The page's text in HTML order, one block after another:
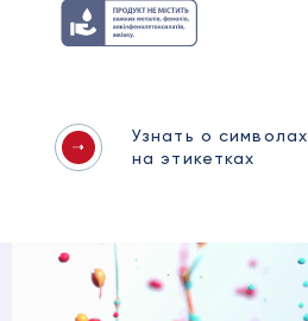
Узнать о символах
на этикетках